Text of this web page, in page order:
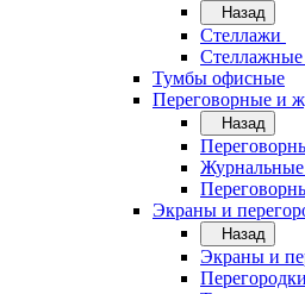
Назад
Стеллажи
Тумбы офисные
Переговорные и
Назад
Экраны и
Назад
Экраны и
Перегородки